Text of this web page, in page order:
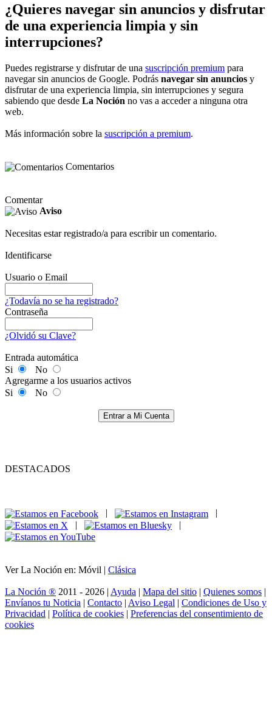
¿Quieres navegar sin anuncios y disfrutar
de una experiencia limpia y sin
interrupciones?
Puedes registrarse y disfrutar de una suscripción premium para
navegar sin anuncios de Google. Podrás navegar sin anuncios y
disfrutar de una experiencia limpia, sin interrupciones y segura
sabiendo que desde La Noción no vas a acceder a ninguna otra
web.
Más información sobre la suscripción a premium.
Comentarios
Comentar
Aviso
Necesitas estar registrado/a para escribir un comentario.
Identificarse
Usuario o Email
¿Todavía no se ha registrado?
Contraseña
¿Olvidó su Clave?
Entrada automática
Si
No
Agregarme a los usuarios activos
Si
No
Entrar a Mi Cuenta
DESTACADOS
|
|
Ver La Noción en: Móvil | Clásica
La Noción ® 2011 - 2026 | Ayuda | Mapa del sitio | Quienes somos |
Envíanos tu Noticia | Contacto | Aviso Legal | Condiciones de Uso y
Privacidad | Política de cookies | Preferencias del consentimiento de
cookies